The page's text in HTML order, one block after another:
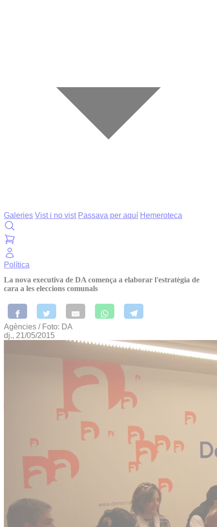
Galeries Vist i no vist Passava per aquí Hemeroteca
Política
La nova executiva de DA comença a elaborar l'estratègia de
cara a les eleccions comunals
Agències / Foto: DA
dj., 21/05/2015